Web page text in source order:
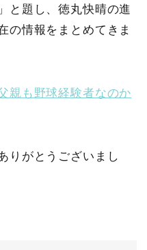
と題し、徳丸快晴の進
の情報をまとめてきま
親も野球経験者なのか
りがとうございまし